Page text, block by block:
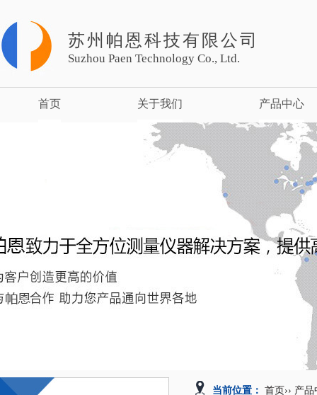
苏州帕恩科技有限公司
Suzhou Paen Technology Co., Ltd.
首页 关于我们 产品中心
当前位置： 首页›› 产品